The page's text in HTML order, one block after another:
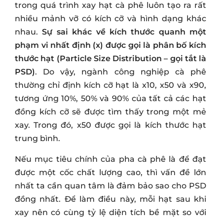
trong quá trình xay hạt cà phê luôn tạo ra rất
nhiều mảnh vỡ có kích cỡ và hình dạng khác
nhau.Sự sai khác về kích thước quanh một
phạm vi nhất định (x) được gọi là phân bố kích
thước hạt (Particle Size Distribution – gọi tắt là
PSD). Do vậy, ngành công nghiệp cà phê
thường chỉ định kích cỡ hạt là x10, x50 và x90,
tương ứng 10%, 50% và 90% của tất cả các hạt
đồng kích cỡ sẽ được tìm thấy trong một mẻ
xay. Trong đó, x50 được gọi là kích thước hạt
trung bình.
Nếu mục tiêu chính của pha cà phê là để đạt
được một cốc chất lượng cao, thì vấn đề lớn
nhất ta cần quan tâm là đảm bảo sao cho PSD
đồng nhất. Để làm điều này, mỗi hạt sau khi
xay nên có cùng tỷ lệ diện tích bề mặt so với